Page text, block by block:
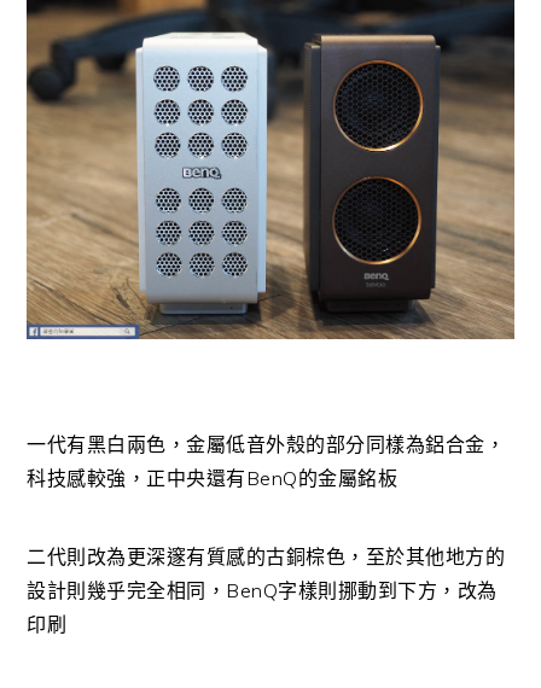
一代有黑白兩色，金屬低音外殼的部分同樣為鋁合金，
科技感較強，正中央還有BenQ的金屬銘板
二代則改為更深邃有質感的古銅棕色，至於其他地方的
設計則幾乎完全相同，BenQ字樣則挪動到下方，改為
印刷